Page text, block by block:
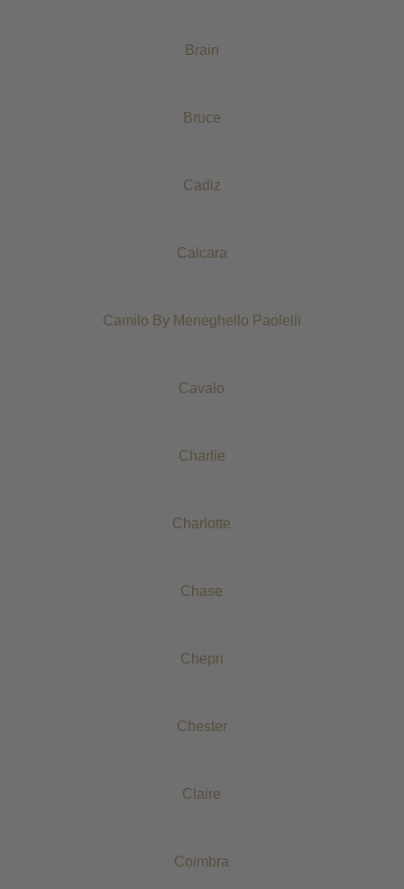
Brain
Bruce
Cadiz
Calcara
Camilo By Meneghello Paolelli
Cavalo
Charlie
Charlotte
Chase
Chepri
Chester
Claire
Coimbra